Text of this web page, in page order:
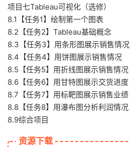
项目七Tableau可视化（选修）
8.1【任务1】绘制第一个图表
8.2【任务2】Tableau基础概念
8.3【任务3】用条形图展示销售情况
8.4【任务4】用饼图展示销售情况
8.5【任务5】用折线图展示销售情况
8.6【任务6】用甘特图展示交货进度
8.7【任务7】用标靶图展示销售业绩
8.8【任务8】用瀑布图分析利润情况
8.9综合项目
资源下载